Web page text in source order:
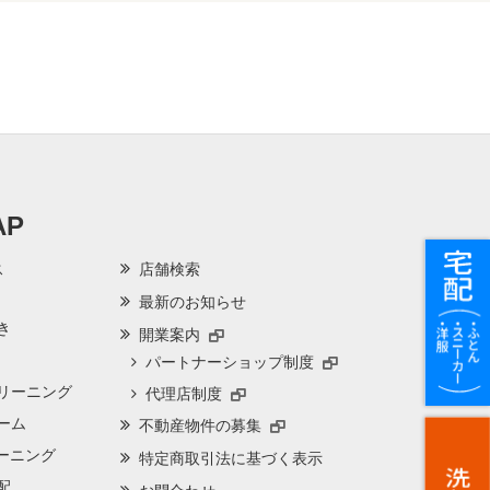
ーニング
ム
ニング
店舗検索
最新のお知らせ
開業案内
パートナーショップ制度
代理店制度
不動産物件の募集
特定商取引法に基づく表示